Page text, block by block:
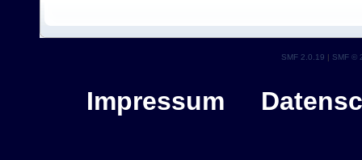
SMF 2.0.19
SMF ©
Impressum